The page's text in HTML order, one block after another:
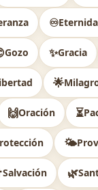
♾️
Gozo ✨Gracia
🌟
🙌Oración ⏳
🌤️
Salvación 🌿